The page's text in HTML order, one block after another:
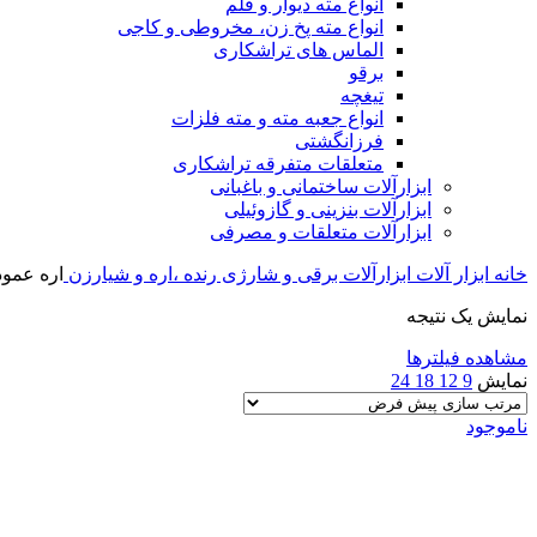
انواع مته دیوار و قلم
انواع مته پخ زن، مخروطی و کاجی
الماس های تراشکاری
برقو
تیغچه
انواع جعبه مته و مته فلزات
فرزانگشتی
متعلقات متفرقه تراشکاری
ابزارآلات ساختمانی و باغبانی
ابزارآلات بنزینی و گازوئیلی
ابزارآلات متعلقات و مصرفی
خانه ابزار آلات ابزارآلات برقی و شارژی رنده ،اره و شیارزن اره
نمایش یک نتیجه
مشاهده فیلترها
نمایش 9
12
18
24
ناموجود